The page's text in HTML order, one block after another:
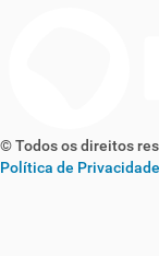
© Todos os direitos
Política de Privacidade